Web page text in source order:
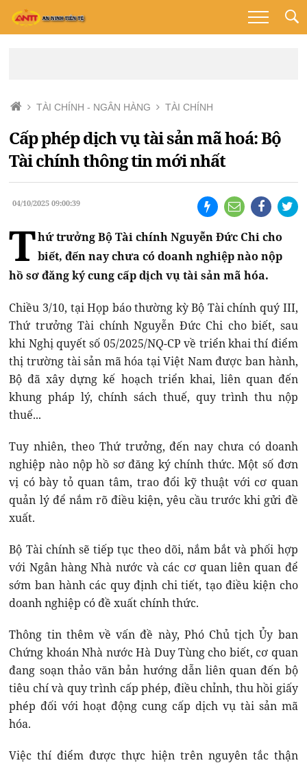
TÀI CHÍNH - NGÂN HÀNG TÀI CHÍNH
Cấp phép dịch vụ tài sản mã hoá: Bộ
Tài chính thông tin mới nhất
04/10/2025 09:00:39
Thứ trưởng Bộ Tài chính Nguyễn Đức Chi cho
biết, đến nay chưa có doanh nghiệp nào nộp
hồ sơ đăng ký cung cấp dịch vụ tài sản mã hóa.
Chiều 3/10, tại Họp báo thường kỳ Bộ Tài chính quý III,
Thứ trưởng Tài chính Nguyễn Đức Chi cho biết, sau
khi Nghị quyết số 05/2025/NQ-CP về triển khai thí điểm
thị trường tài sản mã hóa tại Việt Nam được ban hành,
Bộ đã xây dựng kế hoạch triển khai, liên quan đến
khung pháp lý, chính sách thuế, quy trình thu nộp
thuế...
Tuy nhiên, theo Thứ trưởng, đến nay chưa có doanh
nghiệp nào nộp hồ sơ đăng ký chính thức. Một số đơn
vị có bày tỏ quan tâm, trao đổi kỹ thuật với cơ quan
quản lý để nắm rõ điều kiện, yêu cầu trước khi gửi đề
xuất.
Bộ Tài chính sẽ tiếp tục theo dõi, nắm bắt và phối hợp
với Ngân hàng Nhà nước và các cơ quan liên quan để
sớm ban hành các quy định chi tiết, tạo điều kiện cho
doanh nghiệp có đề xuất chính thức.
Thông tin thêm về vấn đề này, Phó Chủ tịch Ủy ban
Chứng khoán Nhà nước Hà Duy Tùng cho biết, cơ quan
đang soạn thảo văn bản hướng dẫn liên quan đến bộ
tiêu chí và quy trình cấp phép, điều chỉnh, thu hồi giấy
phép đối với hoạt động cung cấp dịch vụ tài sản mã
hóa.
Việc thí điểm được thực hiện trên nguyên tắc thận